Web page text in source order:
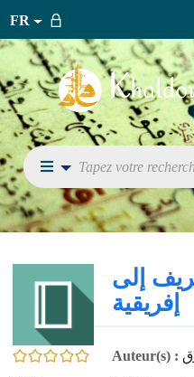
FR
0/5
إلى
إفريقية
Auteur(s) :